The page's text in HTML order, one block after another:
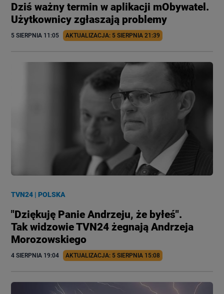
Dziś ważny termin w aplikacji mObywatel.
Użytkownicy zgłaszają problemy
5 SIERPNIA 11:05 AKTUALIZACJA: 5 SIERPNIA 21:39
TVN24 |POLSKA
"Dziękuję Panie Andrzeju, że byłeś".
Tak widzowie TVN24 żegnają Andrzeja
Morozowskiego
4 SIERPNIA 19:04 AKTUALIZACJA: 5 SIERPNIA 15:08